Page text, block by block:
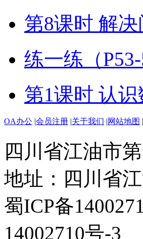
第8课时 解
练一练（P53-
第1课时 认
OA办公 |会员注册 |关于我们 |网站地图 |
四川省江油市
地址：四川省
蜀ICP备
14002710号-3